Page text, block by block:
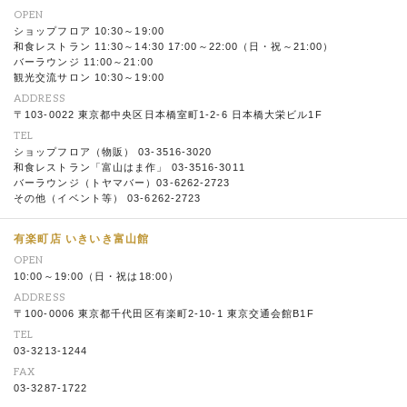
OPEN
ショップフロア 10:30～19:00
和食レストラン 11:30～14:30 17:00～22:00（日・祝～21:00）
バーラウンジ 11:00～21:00
観光交流サロン 10:30～19:00
ADDRESS
〒103-0022 東京都中央区日本橋室町1-2-6 日本橋大栄ビル1F
TEL
ショップフロア（物販） 03-3516-3020
和食レストラン「富山はま作」 03-3516-3011
バーラウンジ（トヤマバー）03-6262-2723
その他（イベント等） 03-6262-2723
有楽町店 いきいき富山館
OPEN
10:00～19:00（日・祝は18:00）
ADDRESS
〒100-0006 東京都千代田区有楽町2-10-1 東京交通会館B1F
TEL
03-3213-1244
FAX
03-3287-1722